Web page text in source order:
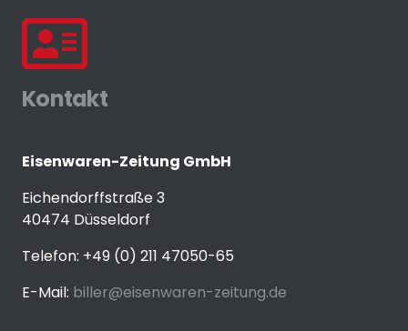
Kontakt
Eisenwaren-Zeitung GmbH
Eichendorffstraße 3
40474 Düsseldorf
Telefon: +49 (0) 211 47050-65
E-Mail: biller@eisenwaren-zeitung.de